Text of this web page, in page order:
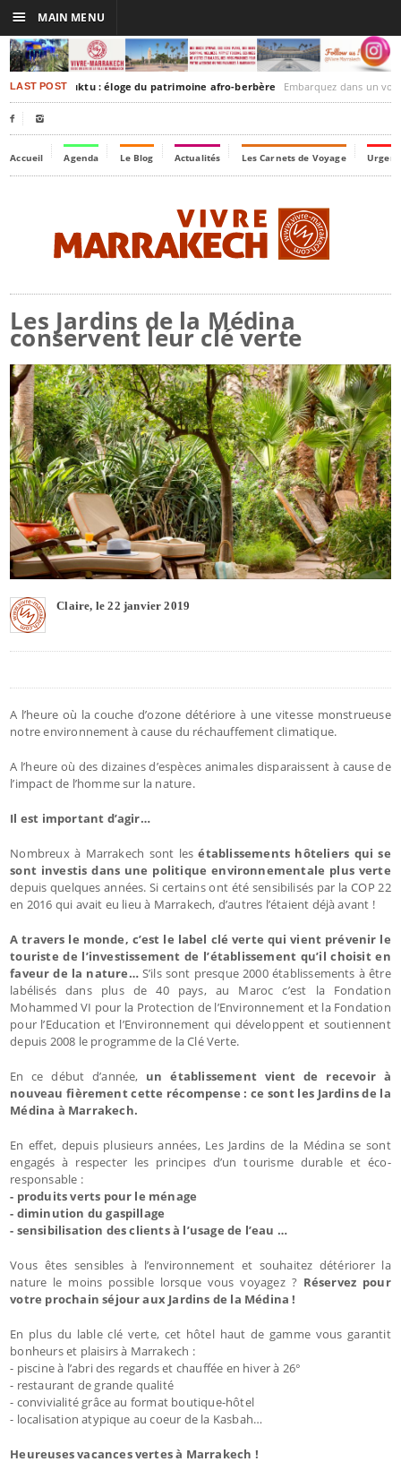
LAST POSTTimbuktu : éloge du patrimoine afro-berbère Embarquez dans un voyage culturel dans le
 
Accueil Agenda Le Blog Actualités Les Carnets de Voyage
Les Jardins de la Médina
conservent leur clé verte
Claire, le 22 janvier 2019
A l’heure où la couche d’ozone détériore à une vitesse monstrueuse
notre environnement à cause du réchauffement climatique.
A l’heure où des dizaines d’espèces animales disparaissent à cause de
l’impact de l’homme sur la nature.
Il est important d’agir…
Nombreux à Marrakech sont lesétablissements hôteliers qui se
sont investis dans une politique environnementale plus verte
depuis quelques années. Si certains ont été sensibilisés par la COP 22
en 2016 qui avait eu lieu à Marrakech, d’autres l’étaient déjà avant !
A travers le monde, c’est le label clé verte qui vient prévenir le
touriste de l’investissement de l’établissement qu’il choisit en
faveur de la nature…S’ils sont presque 2000 établissements à être
labélisés dans plus de 40 pays, au Maroc c’est la Fondation
Mohammed VI pour la Protection de l’Environnement et la Fondation
pour l’Education et l’Environnement qui développent et soutiennent
depuis 2008 le programme de la Clé Verte.
En ce début d’année, un établissement vient de recevoir à
nouveau fièrement cette récompense : ce sont les Jardins de la
Médina à Marrakech.
En effet, depuis plusieurs années, Les Jardins de la Médina se sont
engagés à respecter les principes d’un tourisme durable et éco-
responsable :
- produits verts pour le ménage
- diminution du gaspillage
- sensibilisation des clients à l’usage de l’eau …
Vous êtes sensibles à l’environnement et souhaitez détériorer la
nature le moins possible lorsque vous voyagez ? Réservez pour
votre prochain séjour aux Jardins de la Médina !
En plus du lable clé verte, cet hôtel haut de gamme vous garantit
bonheurs et plaisirs à Marrakech :
- piscine à l’abri des regards et chauffée en hiver à 26°
- restaurant de grande qualité
- convivialité grâce au format boutique-hôtel
- localisation atypique au coeur de la Kasbah…
Heureuses vacances vertes à Marrakech !
☰ MAIN MENU